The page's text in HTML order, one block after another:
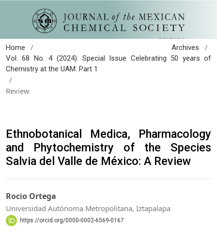
Home / Archives /
Vol. 68 No. 4 (2024): Special Issue Celebrating 50 years of
Chemistry at the UAM. Part 1
/
Review
Ethnobotanical Medica, Pharmacology
and Phytochemistry of the Species
Salvia del Valle de México: A Review
Rocio Ortega
Universidad Autónoma Metropolitana, Iztapalapa
https://orcid.org/0000-0002-6569-0167